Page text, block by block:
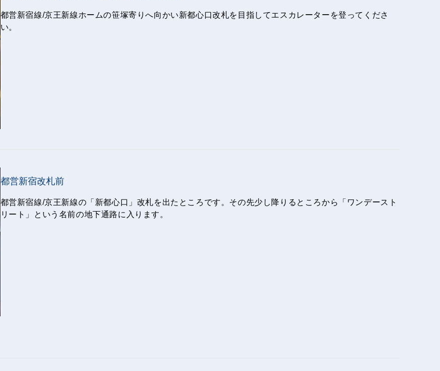
都営新宿線/京王新線ホームの笹塚寄りへ向かい新都心口改札を目指してエスカレーターを登ってくださ
い。
都営新宿改札前
都営新宿線/京王新線の「新都心口」改札を出たところです。その先少し降りるところから「ワンデースト
リート」という名前の地下通路に入ります。